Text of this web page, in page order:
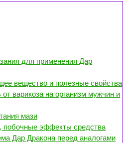
для применения Дар
вещество и полезные свойства
от варикоза на организм мужчин и
мази
побочные эффекты средства
Дар Дракона перед аналогами